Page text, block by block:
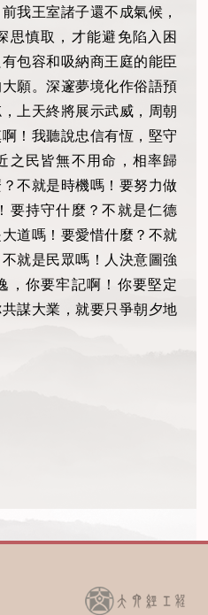
我王室諸子還不成氣候，
思慎取，才能避免陷入困
包容和吸納商王庭的能臣
願。深邃夢境化作俗語預
上天終將展示武威，周朝
！我聽說忠信有恆，堅守
之民皆無不用命，相率歸
不就是時機嗎！要努力做
要持守什麼？不就是仁德
道嗎！要愛惜什麼？不就
就是民眾嗎！人決意圖強
，你要牢記啊！你要堅定
謀大業，就要只爭朝夕地